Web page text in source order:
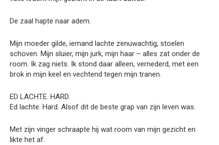
De zaal hapte naar adem.
Mijn moeder gilde, iemand lachte zenuwachtig, stoelen
schoven. Mijn sluier, mijn jurk, mijn haar – alles zat onder de
room. Ik zag niets. Ik stond daar alleen, vernederd, met een
brok in mijn keel en vechtend tegen mijn tranen.
ED LACHTE. HARD.
Ed lachte. Hard. Alsof dit de beste grap van zijn leven was.
Met zijn vinger schraapte hij wat room van mijn gezicht en
likte het af.